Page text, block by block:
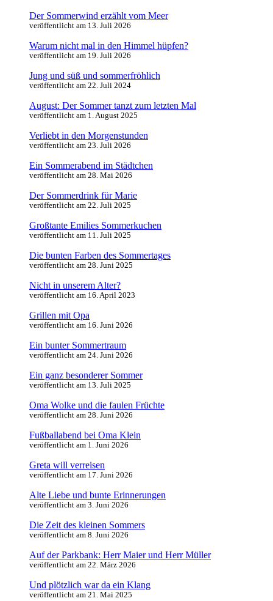
Der Sommerwind erzählt vom Meer
veröffentlicht am 13. Juli 2026
Warum nicht mal in den Himmel hüpfen?
veröffentlicht am 19. Juli 2026
Jung und süß und sommerfröhlich
veröffentlicht am 22. Juli 2024
August: Der Sommer tanzt zum letzten Mal
veröffentlicht am 1. August 2025
Verliebt in den Morgenstunden
veröffentlicht am 23. Juli 2026
Ein Sommerabend im Städtchen
veröffentlicht am 28. Mai 2026
Der Sommerdrink für Marie
veröffentlicht am 22. Juli 2025
Großtante Emilies Sommerkuchen
veröffentlicht am 11. Juli 2025
Die bunten Farben des Sommertages
veröffentlicht am 28. Juni 2025
Nicht in unserem Alter?
veröffentlicht am 16. April 2023
Grillen mit Opa
veröffentlicht am 16. Juni 2026
Ein bunter Sommertraum
veröffentlicht am 24. Juni 2026
Ein ganz besonderer Sommer
veröffentlicht am 13. Juli 2025
Oma Wolke und die faulen Früchte
veröffentlicht am 28. Juni 2026
Fußballabend bei Oma Klein
veröffentlicht am 1. Juni 2026
Greta will verreisen
veröffentlicht am 17. Juni 2026
Alte Liebe und bunte Erinnerungen
veröffentlicht am 3. Juni 2026
Die Zeit des kleinen Sommers
veröffentlicht am 8. Juni 2026
Auf der Parkbank: Herr Maier und Herr Müller
veröffentlicht am 22. März 2026
Und plötzlich war da ein Klang
veröffentlicht am 21. Mai 2025